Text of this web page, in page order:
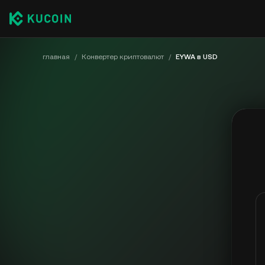
главная / Конвертер криптовалют / EYWA в USD